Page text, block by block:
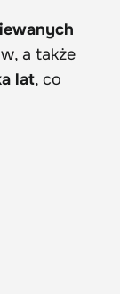
a także
lat, co